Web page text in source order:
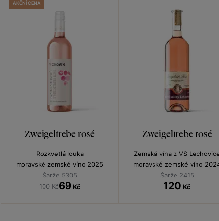
Zweigeltrebe rosé
Rozkvetlá louka
moravské zemské víno 2025
Šarže 5305
100 Kč69 Kč
AKČNÍ CENA
Zweigeltrebe rosé
Zemská vína z VS
moravské zemské víno
Šarže 2415
120 Kč